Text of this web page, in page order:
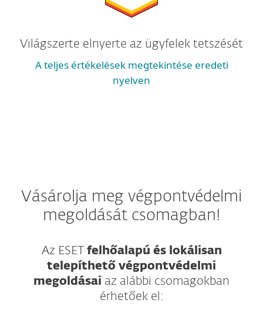
Világszerte elnyerte az ügyfelek tetszését
A teljes értékelések megtekintése eredeti
nyelven
Vásárolja meg végpontvédelmi
megoldását csomagban!
Az ESET felhőalapú és lokálisan
telepíthető végpontvédelmi
megoldásai az alábbi csomagokban
érhetőek el: